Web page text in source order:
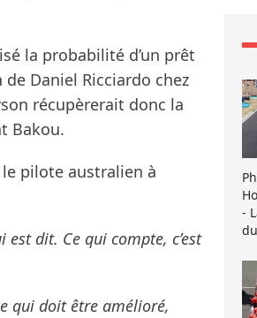
la probabilité d’un prêt
Daniel Ricciardo chez
récupèrerait donc la
Bakou.
pilote australien à
est dit. Ce qui compte, c’est
qui doit être amélioré,
-